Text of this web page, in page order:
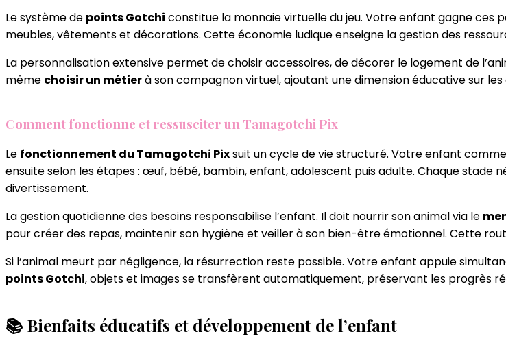
Le système de points Gotchi constitue la monnaie virtuelle du jeu. Votre enfant gagne ces
meubles, vêtements et décorations. Cette économie ludique enseigne la gestion des
La personnalisation extensive permet de choisir accessoires, de décorer le logement de
même choisir un métierà son compagnon virtuel, ajoutant une dimension éducative sur
Comment fonctionne et ressusciter un Tamagotchi Pix
Le fonctionnement du Tamagotchi Pixsuit un cycle de vie structuré. Votre enfant
ensuite selon les étapes : œuf, bébé, bambin, enfant, adolescent puis adulte. Chaque stade
divertissement.
La gestion quotidienne des besoins responsabilise l’enfant. Il doit nourrir son animal via le
pour créer des repas, maintenir son hygiène et veiller à son bien-être émotionnel. Cette
Si l’animal meurt par négligence, la résurrection reste possible. Votre enfant appuie
points Gotchi, objets et images se transfèrent automatiquement, préservant les progrès
📚 Bienfaits éducatifs et développement de l’enfant